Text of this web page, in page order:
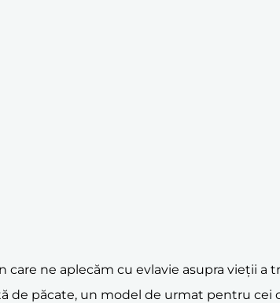
ne aplecăm cu evlavie asupra vieții a
de păcate, un model de urmat pentru cei